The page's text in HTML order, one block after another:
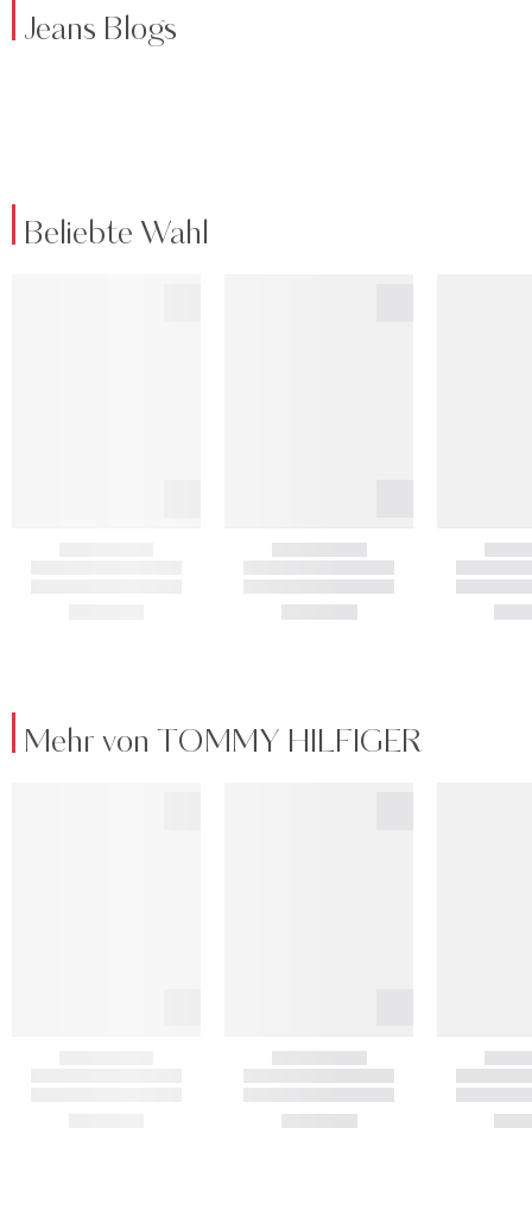
Jeans Blogs
Beliebte Wahl
Mehr von TOMMY HILFIGER